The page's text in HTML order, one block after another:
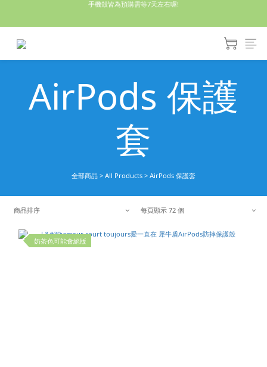
AirPods 保護
套
全部商品 > All Products > AirPods 保護套
商品排序 每頁顯示 72 個
奶茶色可能會絕版